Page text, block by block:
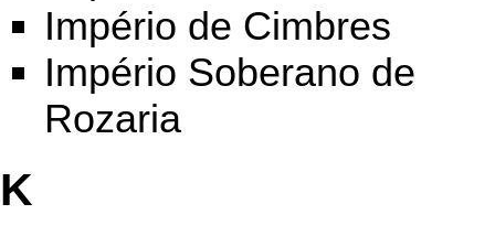
Império de Cimbres
Império Soberano de
Rozaria
K